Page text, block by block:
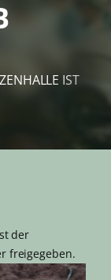
IST W
der
freigegeben.